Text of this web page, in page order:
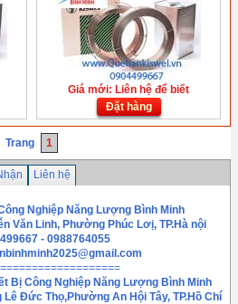
Giá mới: Liên hệ để biết
Đặt hàng
Trang 1
Liên hệ
Nghiệp Năng Lượng Bình Minh
Văn Linh, Phường Phúc Lơị, TP.Hà nội
- 0988764055
Bị Công Nghiệp Năng Lượng Bình Minh
Đức Thọ,Phường An Hội Tây, TP.Hồ Chí